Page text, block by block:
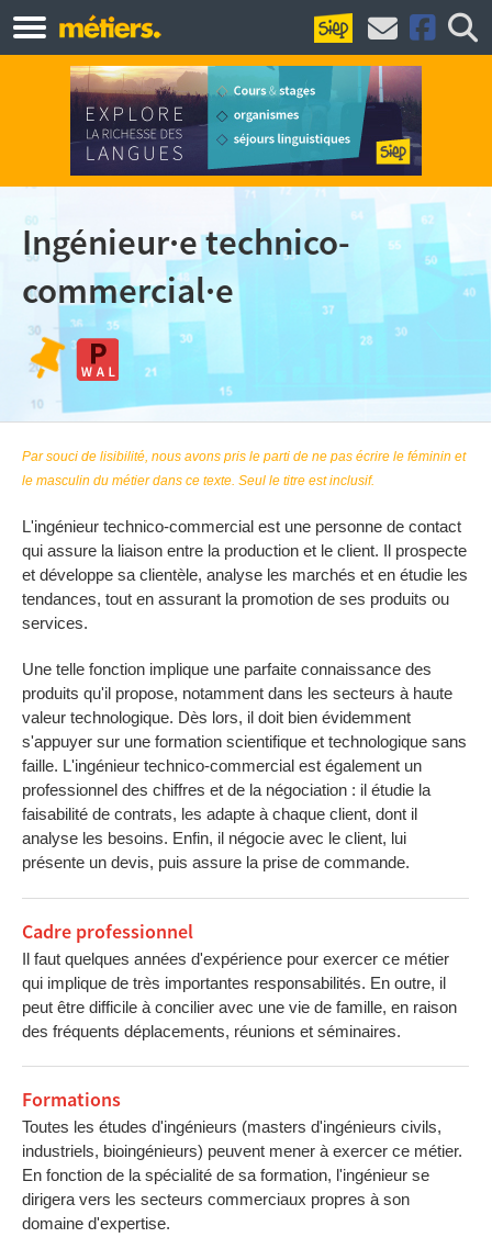
Ingénieur·e technico-
commercial·e
Par souci de lisibilité, nous avons pris le parti de ne pas écrire le féminin et
le masculin du métier dans ce texte. Seul le titre est inclusif.
L'ingénieur technico-commercial est une personne de contact
qui assure la liaison entre la production et le client. Il prospecte
et développe sa clientèle, analyse les marchés et en étudie les
tendances, tout en assurant la promotion de ses produits ou
services.
Une telle fonction implique une parfaite connaissance des
produits qu'il propose, notamment dans les secteurs à haute
valeur technologique. Dès lors, il doit bien évidemment
s'appuyer sur une formation scientifique et technologique sans
faille. L'ingénieur technico-commercial est également un
professionnel des chiffres et de la négociation : il étudie la
faisabilité de contrats, les adapte à chaque client, dont il
analyse les besoins. Enfin, il négocie avec le client, lui
présente un devis, puis assure la prise de commande.
Cadre professionnel
Il faut quelques années d'expérience pour exercer ce métier
qui implique de très importantes responsabilités. En outre, il
peut être difficile à concilier avec une vie de famille, en raison
des fréquents déplacements, réunions et séminaires.
Formations
Toutes les études d'ingénieurs (masters d'ingénieurs civils,
industriels, bioingénieurs) peuvent mener à exercer ce métier.
En fonction de la spécialité de sa formation, l'ingénieur se
dirigera vers les secteurs commerciaux propres à son
domaine d'expertise.